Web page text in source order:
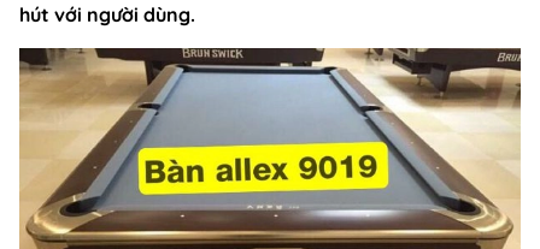
hút với người dùng.